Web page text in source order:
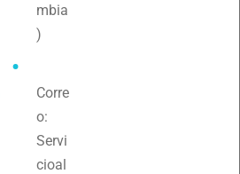
mbia
)
Corre
o:
Servi
cioal